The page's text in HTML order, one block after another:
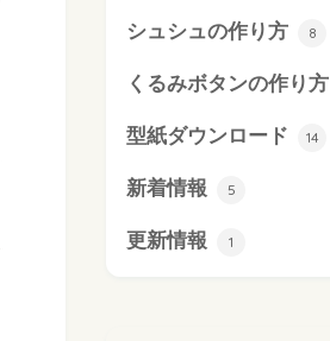
シュシュの作り方 8
くるみボタンの作り方
型紙ダウンロード 14
新着情報 5
更新情報 1